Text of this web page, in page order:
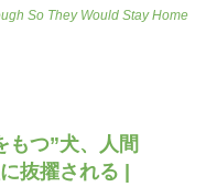
So They Would Stay Home
もつ”犬、人間
抜擢される |